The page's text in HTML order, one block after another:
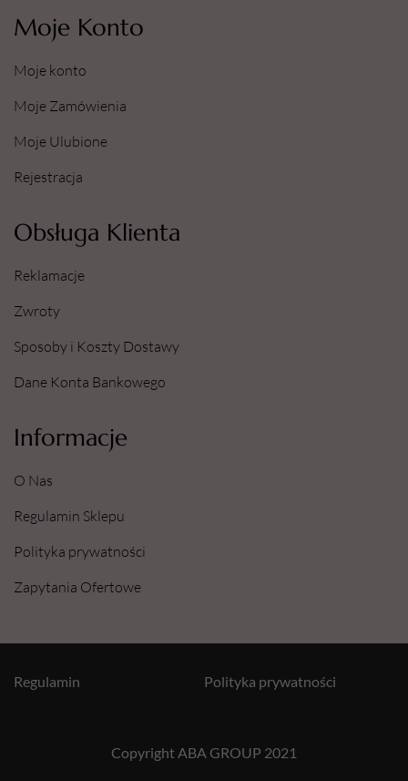
Moje Konto
Moje konto
Moje Zamówienia
Moje Ulubione
Rejestracja
Obsługa Klienta
Reklamacje
Zwroty
Sposoby i Koszty Dostawy
Dane Konta Bankowego
Informacje
O Nas
Regulamin Sklepu
Polityka prywatności
Zapytania Ofertowe
Copyright ABA GROUP 2021
Polityka prywatności
Regulamin